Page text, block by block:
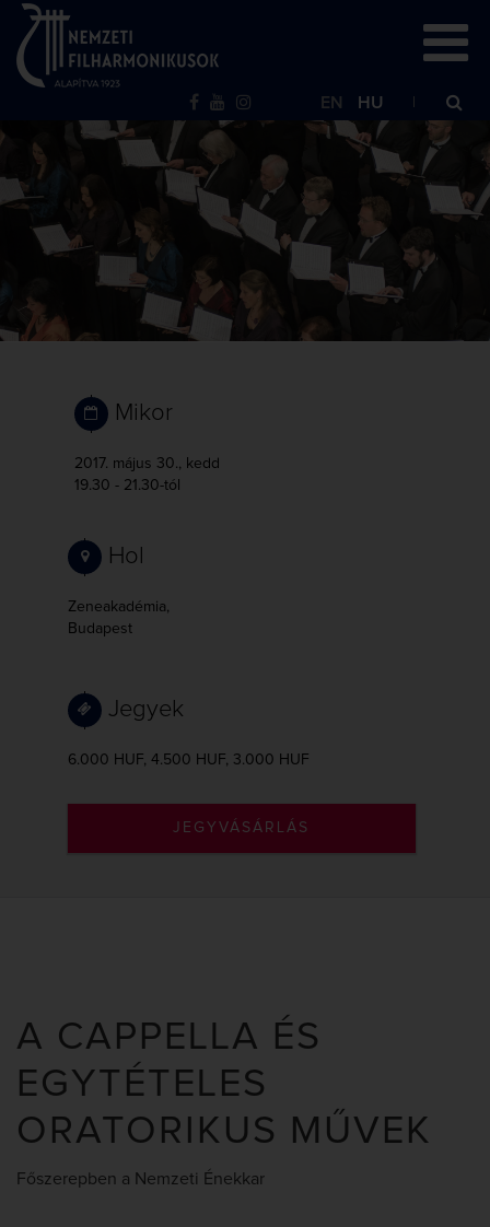
EN HU
Mikor
2017. május 30., kedd
19.30 - 21.30-tól
Hol
Zeneakadémia,
Budapest
Jegyek
6.000 HUF, 4.500 HUF, 3.000 HUF
JEGYVÁSÁRLÁS
A CAPPELLA ÉS
EGYTÉTELES
ORATORIKUS MŰVEK
Főszerepben a Nemzeti Énekkar